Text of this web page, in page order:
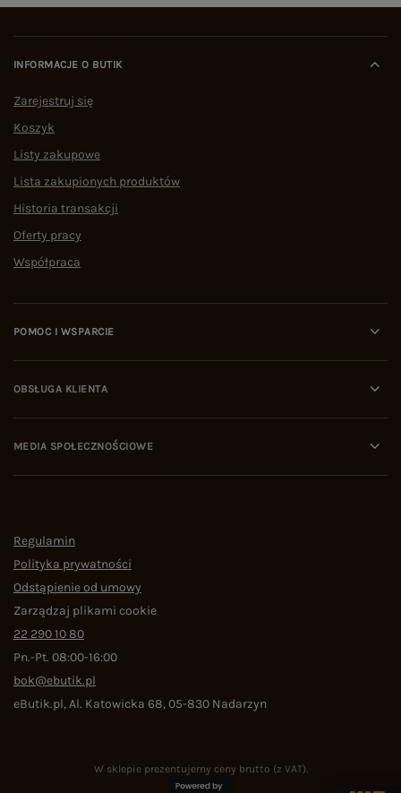
INFORMACJE O BUTIK
Zarejestruj się
Koszyk
Listy zakupowe
Lista zakupionych produktów
Historia transakcji
Oferty pracy
Współpraca
POMOC I WSPARCIE
OBSŁUGA KLIENTA
MEDIA SPOŁECZNOŚCIOWE
Regulamin
Polityka prywatności
Odstąpienie od umowy
Zarządzaj plikami cookie
22 290 10 80
Pn.-Pt. 08:00-16:00
bok@ebutik.pl
eButik.pl,Al. Katowicka 68,05-830 Nadarzyn
W sklepie prezentujemy ceny brutto (z VAT).